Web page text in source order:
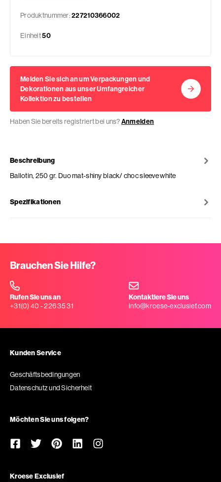
Produktnummer:227210366002
Einheit50
Melden Sie sich an um Verpackungen und
Dekorationen aus unser Umfangreicher
Kollektion zu bestellen
Haben Sie bereits registriert bei uns?Anmelden
Beschreibung
Ballotin, 250 gr. Duo mat-shiny black/ choc sleeve white
Spezifikationen
Brauchen Sie Hilfe?
Rufen Sie uns an
+31(0) 40 - 226 35 31
Kontaktiere Sie uns
info@kroese-exclusief.com
Kunden Service
Geschäftsbedingungen
Datenschutz und Sicherheit
Möchten Sie uns folgen?
Kroese Exclusief